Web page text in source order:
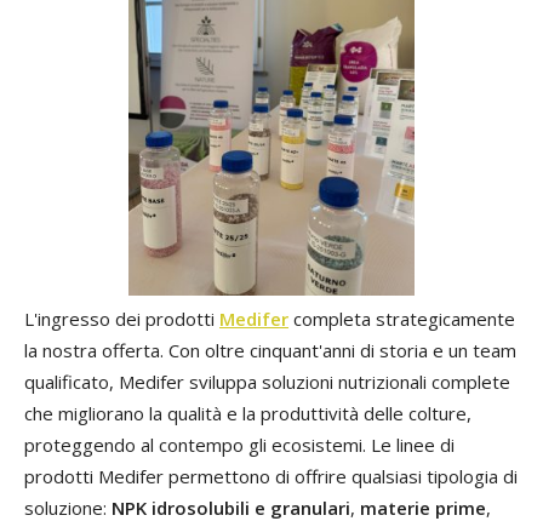
L'ingresso dei prodotti Medifer completa strategicamente
la nostra offerta. Con oltre cinquant'anni di storia e un team
qualificato, Medifer sviluppa soluzioni nutrizionali complete
che migliorano la qualità e la produttività delle colture,
proteggendo al contempo gli ecosistemi. Le linee di
prodotti Medifer permettono di offrire qualsiasi tipologia di
soluzione: NPK idrosolubili e granulari, materie prime,